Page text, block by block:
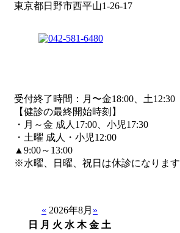
東京都日野市西平山1-26-17
受付終了時間：月〜金18:00、土12:30
【健診の最終開始時刻】
・月～金 成人17:00、小児17:30
・土曜 成人・小児12:00
▲9:00～13:00
※水曜、日曜、祝日は休診になります
« 2026年8月 »
日
月 火 水 木 金 土